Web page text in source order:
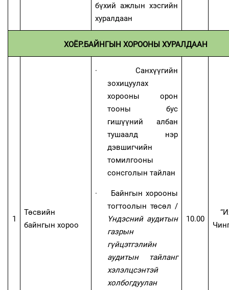
бүхий ажлын хэсгийн
хуралдаан
ХОЁР.БАЙНГЫН ХОРООНЫ ХУРАЛДААН
1
Төсвийн
байнгын хороо
·
Санхүүгийн
зохицуулах
хорооны орон
тооны бус
гишүүний албан
тушаалд нэр
дэвшигчийн
томилгооны
сонсголын тайлан
·
Байнгын хорооны
тогтоолын төсөл /
Үндэсний аудитын
газрын
гүйцэтгэлийн
аудитын тайланг
хэлэлцсэнтэй
холбогдуулан
10.00